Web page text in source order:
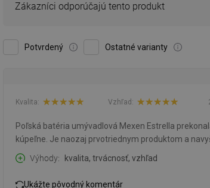
Zákazníci odporúčajú tento produkt
Potvrdený Ostatné varianty
Kvalita: Vzhľad:
Poľská batéria umývadlová Mexen Estrella
kúpeľne. Je naozaj prvotriednym produktom a
Výhody
kvalita, trvácnosť, vzhľad
Ukážte pôvodný komentár